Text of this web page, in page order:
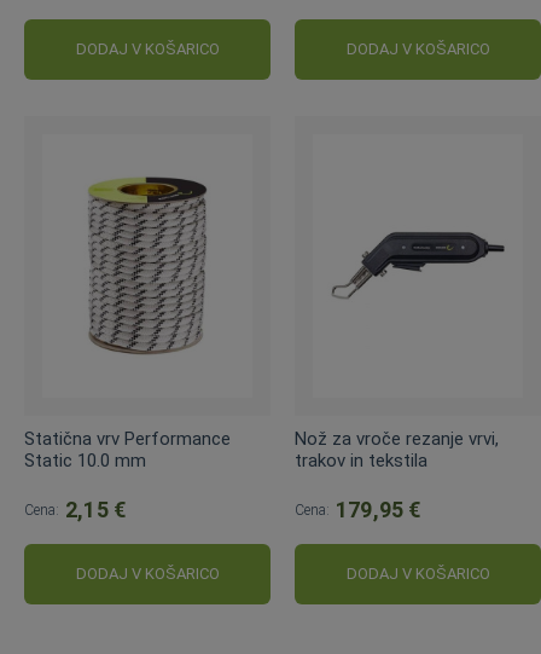
cena:
DODAJ V KOŠARICO DODAJ V KOŠARICO
Statična vrv Performance
Static 10.0 mm
Cena: 2,15 €
DODAJ V KOŠARICO
Nož za vroče rezanje vrvi,
trakov in tekstila
Cena: 179,95 €
DODAJ V KOŠARICO